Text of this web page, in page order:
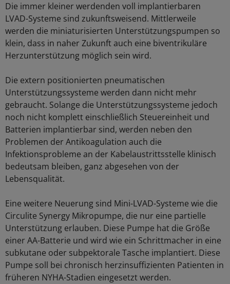
Die immer kleiner werdenden voll implantierbaren
LVAD-Systeme sind zukunftsweisend. Mittlerweile
werden die miniaturisierten Unterstützungspumpen so
klein, dass in naher Zukunft auch eine biventrikuläre
Herzunterstützung möglich sein wird.
Die extern positionierten pneumatischen
Unterstützungssysteme werden dann nicht mehr
gebraucht. Solange die Unterstützungssysteme jedoch
noch nicht komplett einschließlich Steuereinheit und
Batterien implantierbar sind, werden neben den
Problemen der Antikoagulation auch die
Infektionsprobleme an der Kabelaustrittsstelle klinisch
bedeutsam bleiben, ganz abgesehen von der
Lebensqualität.
Eine weitere Neuerung sind Mini-LVAD-Systeme wie die
Circulite Synergy Mikropumpe, die nur eine partielle
Unterstützung erlauben. Diese Pumpe hat die Größe
einer AA-Batterie und wird wie ein Schrittmacher in eine
subkutane oder subpektorale Tasche implantiert. Diese
Pumpe soll bei chronisch herzinsuffizienten Patienten in
früheren NYHA-Stadien eingesetzt werden.